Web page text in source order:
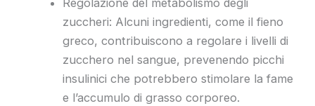
Regolazione del metabolismo degli
zuccheri: Alcuni ingredienti, come il fieno
greco, contribuiscono a regolare i livelli di
zucchero nel sangue, prevenendo picchi
insulinici che potrebbero stimolare la fame
e l’accumulo di grasso corporeo.